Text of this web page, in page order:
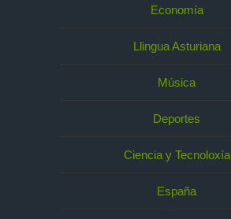
Economía
Llingua Asturiana
Música
Deportes
Ciencia y Tecnoloxía
España